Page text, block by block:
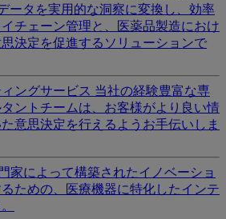
ータを実用的な洞察に変換し、効率
チェーン管理と、医薬品製造におけ
決定を促進するソリューションで
ングサービス 当社の経験豊富な専
ントチームは、お客様がより良い情
意思決定を行えるようお手伝いしま
家によって構築されたイノベーショ
ための、医療機器に特化したインテ